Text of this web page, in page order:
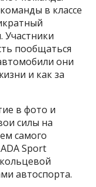
в классе
Участники
пообщаться
они
и как за
в фото и
силы на
самого
Sport
автоспорта.